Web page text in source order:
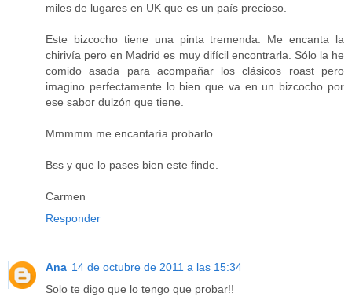
miles de lugares en UK que es un país precioso.
Este bizcocho tiene una pinta tremenda. Me encanta la
chirivía pero en Madrid es muy difícil encontrarla. Sólo la he
comido asada para acompañar los clásicos roast pero
imagino perfectamente lo bien que va en un bizcocho por
ese sabor dulzón que tiene.
Mmmmm me encantaría probarlo.
Bss y que lo pases bien este finde.
Carmen
Responder
Ana 14 de octubre de 2011 a las 15:34
Solo te digo que lo tengo que probar!!